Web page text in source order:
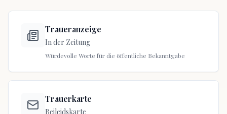
Traueranzeige
In der Zeitung
Würdevolle Worte für die öffentliche Bekanntgabe
Trauerkarte
Beileidskarte